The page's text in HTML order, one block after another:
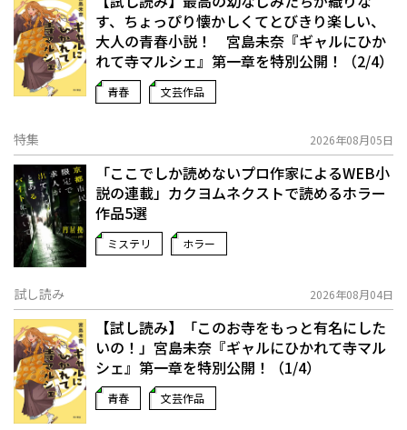
す、ちょっぴり懐かしくてとびきり楽しい、
大人の青春小説！ 宮島未奈『ギャルにひか
れて寺マルシェ』第一章を特別公開！（2/4）
青春 文芸作品
特集 2026年08月05日
「ここでしか読めないプロ作家によるWEB小
説の連載」――カクヨムネクストで読めるホラー
作品5選
ミステリ ホラー
試し読み 2026年08月04日
【試し読み】「このお寺をもっと有名にした
いの！」宮島未奈『ギャルにひかれて寺マル
シェ』第一章を特別公開！（1/4）
青春 文芸作品